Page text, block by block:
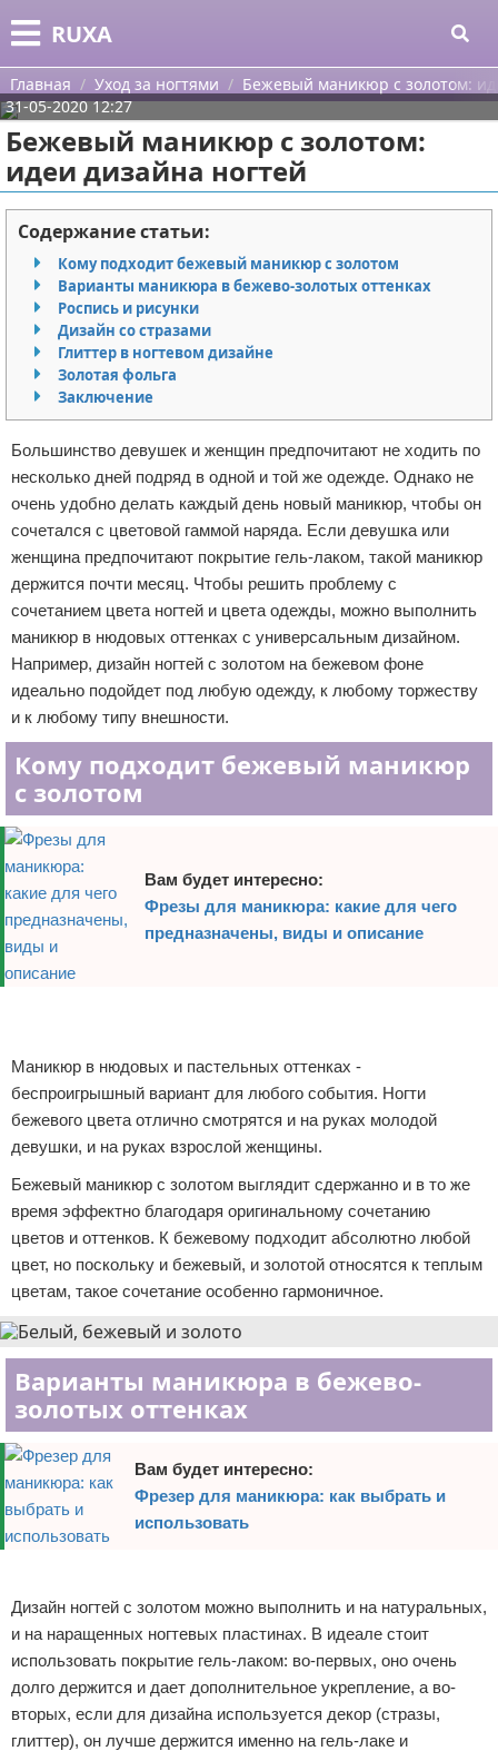
RUXA
Меню
Главная
Категории
Уход за кожей
Одежда
Шоппинг
Подарки
Украшения
Косметика
Уход за волосами
Уход за ногтями
Макияж
СПА процедуры
Парфюмерия
Прически
Разное
Уход за лицом
Хирургия
Поиск
О проекте
Контакты
Сотрудничество
Размещение рекламы
Для правообладателей
Условия предоставления информации
Отказ от ответственности
Главная Уход за ногтями
Бежевый маникюр с золотом:
31-05-2020 12:27
Бежевый маникюр с золотом:
идеи дизайна ногтей
Содержание статьи:
Кому подходит бежевый маникюр с золотом
Варианты маникюра в бежево-золотых оттенках
Роспись и рисунки
Дизайн со стразами
Глиттер в ногтевом дизайне
Золотая фольга
Заключение
Большинство девушек и женщин предпочитают не ходить по
несколько дней подряд в одной и той же одежде. Однако не
очень удобно делать каждый день новый маникюр, чтобы он
сочетался с цветовой гаммой наряда. Если девушка или
женщина предпочитают покрытие гель-лаком, такой маникюр
держится почти месяц. Чтобы решить проблему с
сочетанием цвета ногтей и цвета одежды, можно выполнить
маникюр в нюдовых оттенках с универсальным дизайном.
Например, дизайн ногтей с золотом на бежевом фоне
идеально подойдет под любую одежду, к любому торжеству
и к любому типу внешности.
Кому подходит бежевый маникюр
с золотом
Вам будет интересно:
Фрезы для маникюра: какие для чего
предназначены, виды и описание
Маникюр в нюдовых и пастельных оттенках -
беспроигрышный вариант для любого события. Ногти
бежевого цвета отлично смотрятся и на руках молодой
девушки, и на руках взрослой женщины.
Бежевый маникюр с золотом выглядит сдержанно и в то же
время эффектно благодаря оригинальному сочетанию
цветов и оттенков. К бежевому подходит абсолютно любой
цвет, но поскольку и бежевый, и золотой относятся к теплым
цветам, такое сочетание особенно гармоничное.
Варианты маникюра в бежево-
золотых оттенках
Вам будет интересно:
Фрезер для маникюра: как выбрать и
использовать
Дизайн ногтей с золотом можно выполнить и на натуральных,
и на наращенных ногтевых пластинах. В идеале стоит
использовать покрытие гель-лаком: во-первых, оно очень
долго держится и дает дополнительное укрепление, а во-
вторых, если для дизайна используется декор (стразы,
глиттер), он лучше держится именно на гель-лаке и